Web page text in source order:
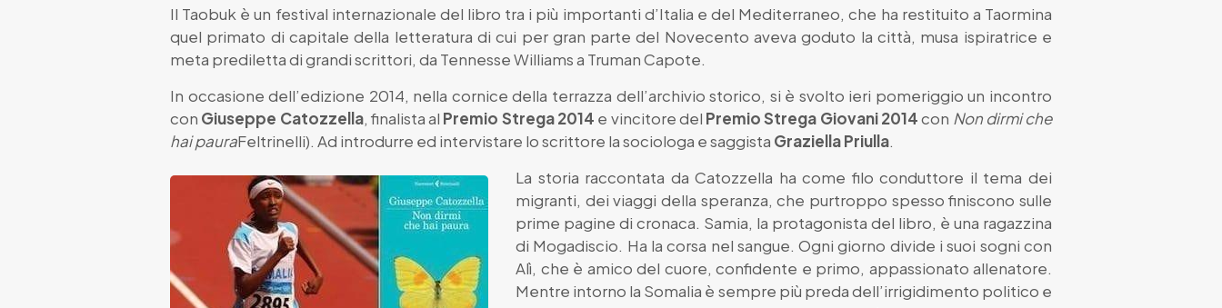
Il Taobuk è un festival internazionale del libro tra i più importanti d’Italia e del Mediterraneo, che ha restituito a Taormina
quel primato di capitale della letteratura di cui per gran parte del Novecento aveva goduto la città, musa ispiratrice e
meta prediletta di grandi scrittori, da Tennesse Williams a Truman Capote.
In occasione dell’edizione 2014, nella cornice della terrazza dell’archivio storico, si è svolto ieri pomeriggio un incontro
con Giuseppe Catozzella, finalista al Premio Strega 2014 e vincitore del Premio Strega Giovani 2014con Non dirmi che
hai pauraFeltrinelli). Ad introdurre ed intervistare lo scrittore la sociologa e saggista Graziella Priulla.
La storia raccontata da Catozzella ha come filo conduttore il tema dei
migranti, dei viaggi della speranza, che purtroppo spesso finiscono sulle
prime pagine di cronaca. Samia, la protagonista del libro, è una ragazzina
di Mogadiscio. Ha la corsa nel sangue. Ogni giorno divide i suoi sogni con
Alì, che è amico del cuore, confidente e primo, appassionato allenatore.
Mentre intorno la Somalia è sempre più preda dell’irrigidimento politico e